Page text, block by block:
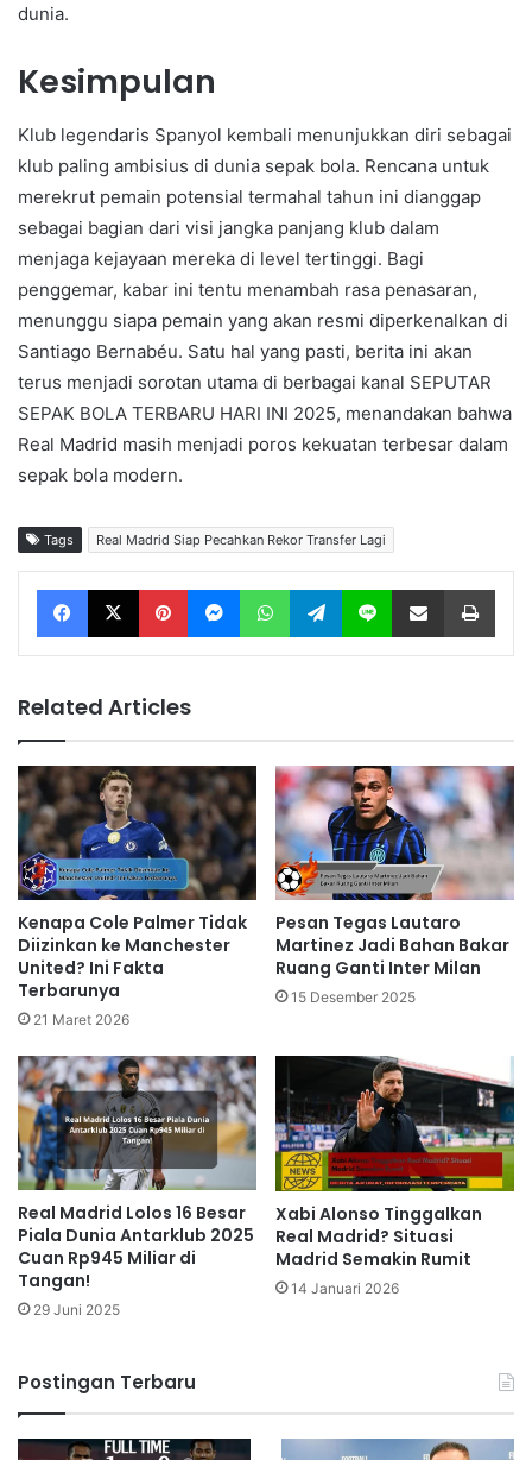
dunia.
Kesimpulan
Klub legendaris Spanyol kembali menunjukkan diri sebagai
klub paling ambisius di dunia sepak bola. Rencana untuk
merekrut pemain potensial termahal tahun ini dianggap
sebagai bagian dari visi jangka panjang klub dalam
menjaga kejayaan mereka di level tertinggi. Bagi
penggemar, kabar ini tentu menambah rasa penasaran,
menunggu siapa pemain yang akan resmi diperkenalkan di
Santiago Bernabéu. Satu hal yang pasti, berita ini akan
terus menjadi sorotan utama di berbagai kanal SEPUTAR
SEPAK BOLA TERBARU HARI INI 2025, menandakan bahwa
Real Madrid masih menjadi poros kekuatan terbesar dalam
sepak bola modern.
Tags Real Madrid Siap Pecahkan Rekor Transfer Lagi
Facebook X Pinterest Messenger WhatsApp Telegram Line Share via Email
Related Articles
Kenapa Cole Palmer Tidak
Diizinkan ke Manchester
United? Ini Fakta
Terbarunya
21 Maret 2026
Pesan Tegas Lautaro
Martinez Jadi Bahan Bakar
Ruang Ganti Inter Milan
15 Desember 2025
Real Madrid Lolos 16 Besar
Piala Dunia Antarklub 2025
Cuan Rp945 Miliar di
Tangan!
29 Juni 2025
Xabi Alonso Tinggalkan
Real Madrid? Situasi
Madrid Semakin Rumit
14 Januari 2026
Postingan Terbaru